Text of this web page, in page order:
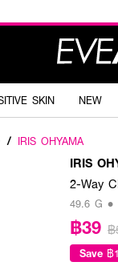
SKIN NEW
/ IRIS OHYAMA
IRIS
2-Way
49.6 G •
฿39 ฿
Save ฿